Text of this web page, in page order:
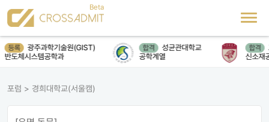
등록
광주과학기술원(GIST)
반도체시스템공학과
합격
성균관대학교
공학계열
합격
신소재
포럼 > 경희대학교(서울캠)